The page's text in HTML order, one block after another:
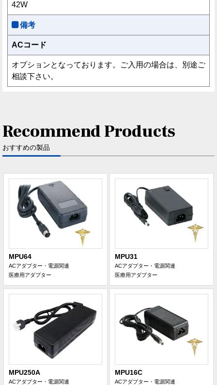
42W
備考
ACコード
オプションとなっております。ご入用の場合は、別途ご
相談下さい。
Recommend Products
おすすめの製品
MPU64
ACアダプター・電源関連
医療用アダプター
MPU31
ACアダプター・電源関連
医療用アダプター
MPU250A
ACアダプター・電源関連
MPU16C
ACアダプター・電源関連